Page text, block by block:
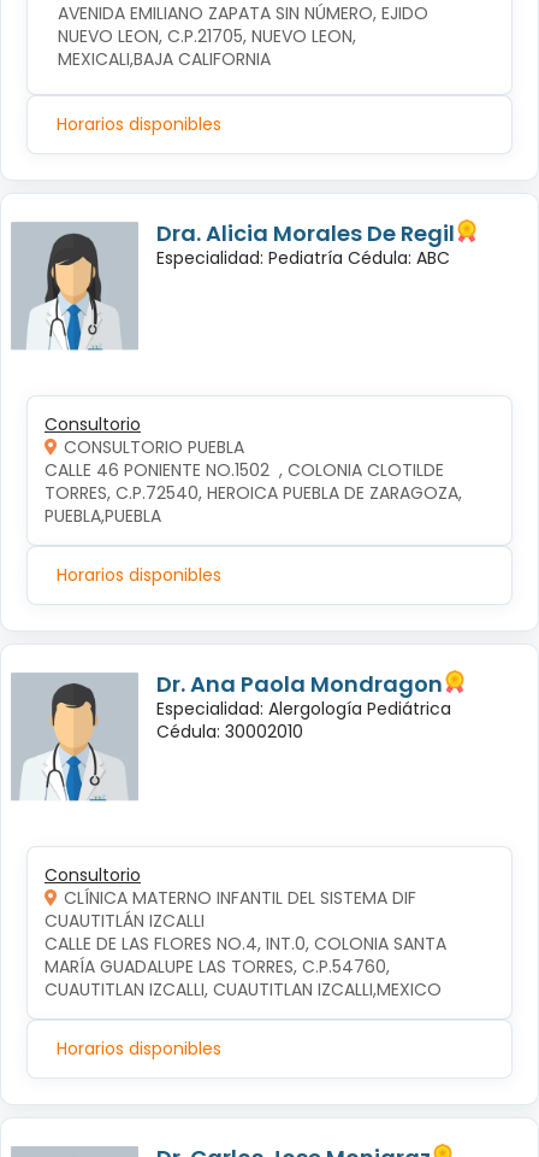
AVENIDA EMILIANO ZAPATA SIN NÚMERO, EJIDO
NUEVO LEON, C.P.21705, NUEVO LEON,
MEXICALI,BAJA CALIFORNIA
Horarios disponibles
Dra. Alicia Morales De Regil
Especialidad: Pediatría Cédula: ABC
Consultorio
CONSULTORIO PUEBLA
CALLE 46 PONIENTE NO.1502  , COLONIA CLOTILDE
TORRES, C.P.72540, HEROICA PUEBLA DE ZARAGOZA,
PUEBLA,PUEBLA
Horarios disponibles
Dr. Ana Paola Mondragon
Especialidad: Alergología Pediátrica
Cédula: 30002010
Consultorio
CLÍNICA MATERNO INFANTIL DEL SISTEMA DIF
CUAUTITLÁN IZCALLI
CALLE DE LAS FLORES NO.4, INT.0, COLONIA SANTA
MARÍA GUADALUPE LAS TORRES, C.P.54760,
CUAUTITLAN IZCALLI, CUAUTITLAN IZCALLI,MEXICO
Horarios disponibles